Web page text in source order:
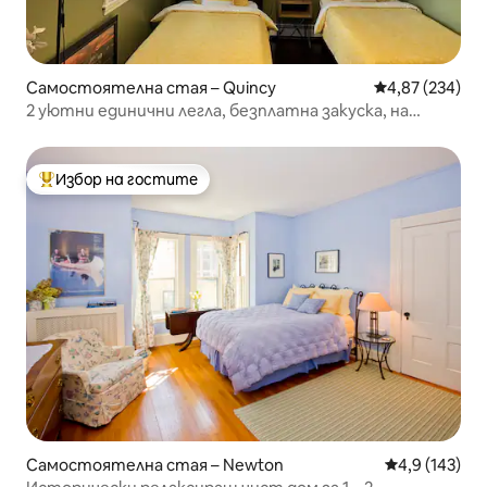
Самостоятелна стая – Quincy Средна
4,87 (234)
2 уютни единични легла, безплатна закуска, на
Най-популярен избор на гостите
Избор на гостите
Самостоятелна стая – Newton Средна
4,9 (143)